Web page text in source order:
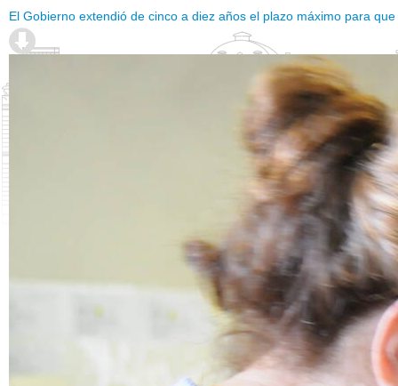
El Gobierno extendió de cinco a diez años el plazo máximo para